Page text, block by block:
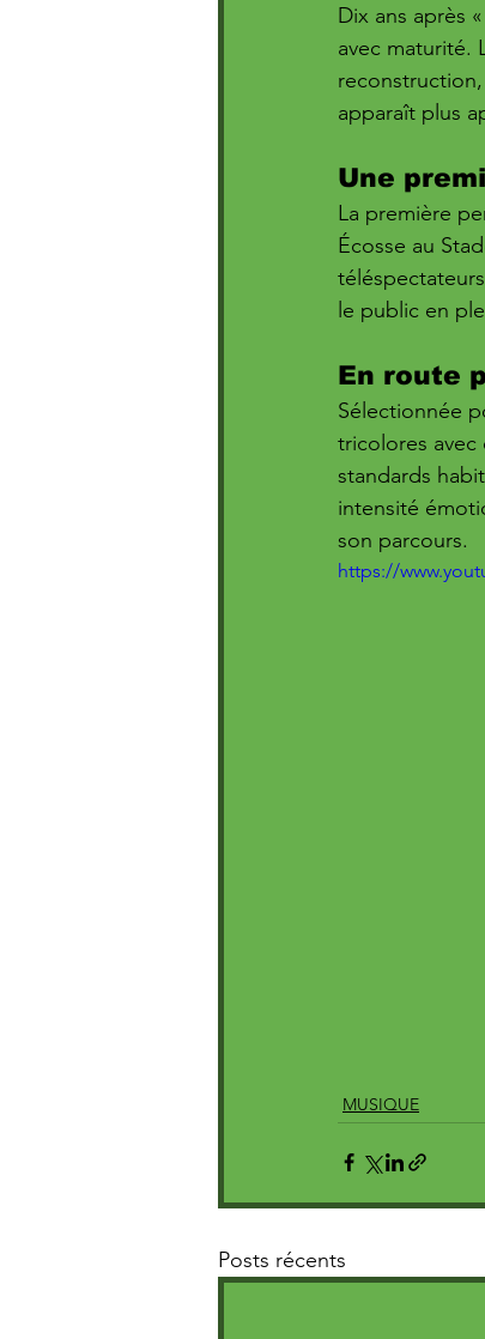
Dix ans après
avec maturité.
apparaît plus
Une
La première
Écosse au
le public en
En route
Sélectionnée
tricolores
standards
intensité
son parcours.
https://
MUSIQUE
Posts récents